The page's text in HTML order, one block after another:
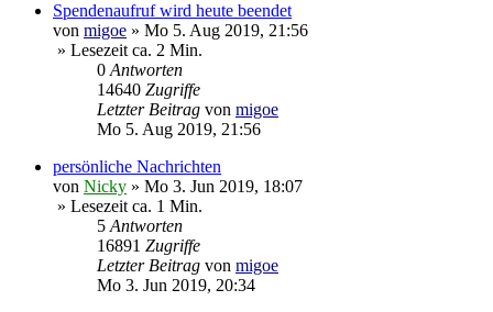
Spendenaufruf wird heute beendet
von migoe » Mo 5. Aug 2019, 21:56
» Lesezeit ca. 2 Min.
0Antworten
14640 Zugriffe
Letzter Beitrag von migoe
Mo 5. Aug 2019, 21:56
persönliche Nachrichten
von Nicky » Mo 3. Jun 2019, 18:07
» Lesezeit ca. 1 Min.
5Antworten
16891 Zugriffe
Letzter Beitrag von migoe
Mo 3. Jun 2019, 20:34